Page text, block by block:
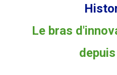
Le bras